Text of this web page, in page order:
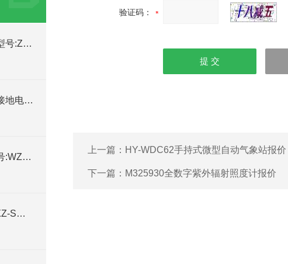
台式安全性能综合测试仪 型号:ZX/HEX330的详细介绍
日本共立电阻测试仪/钳型接地电阻测试仪 型号:MODEL4200的技术介绍
晶闸管阻断电压测试仪 型号:WZX/DBC-023C的技术介绍
色度测试仪 型号:HX03-GXZ-S库号：M414769的简单介绍
验证码：
上一篇： HY-WDC62手持式微型自动气象站报价
下一篇： M325930全数字紫外辐射照度计报价